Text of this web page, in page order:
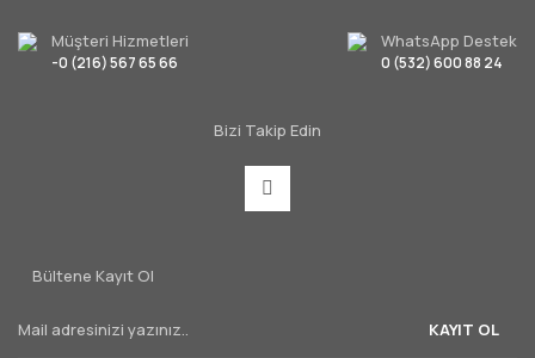
Müşteri Hizmetleri
-0 (216) 567 65 66
WhatsApp Destek
0 (532) 600 88 24
Bizi Takip Edin
Bültene Kayıt Ol
KAYIT OL